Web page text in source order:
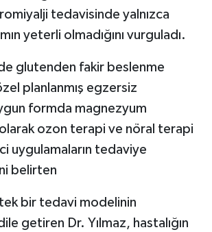
tedavisinde yalnızca
yeterli olmadığını vurguladı.
glutenden fakir beslenme
planlanmış egzersiz
formda magnezyum
ozon terapi ve nöral terapi
uygulamaların tedaviye
belirten
bir tedavi modelinin
getiren Dr. Yılmaz, hastalığın